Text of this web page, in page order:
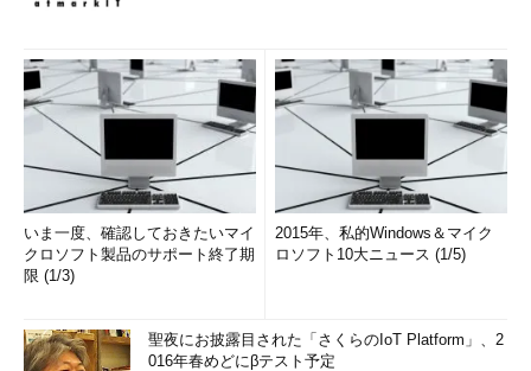
いま一度、確認しておきたいマイ
クロソフト製品のサポート終了期
限 (1/3)
2015年、私的Windows＆マイク
ロソフト10大ニュース (1/5)
聖夜にお披露目された「さくらのIoT Platform」、2
016年春めどにβテスト予定